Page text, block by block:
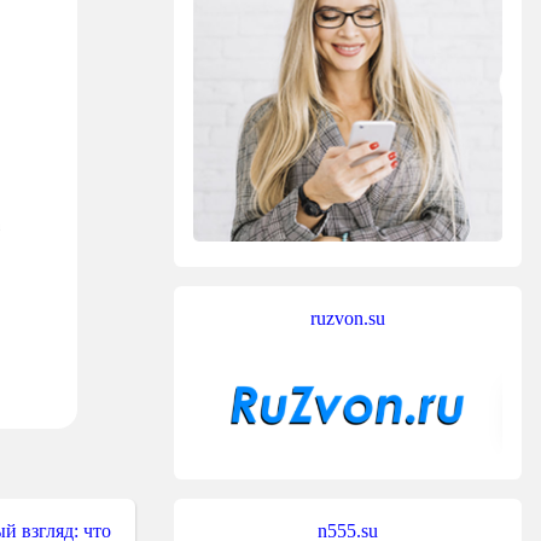
fr; rv:1.8.1.4) Gecko/20070515 Firefox/
'fooo'));
взгляд: что
ruzvon.su
n555.su